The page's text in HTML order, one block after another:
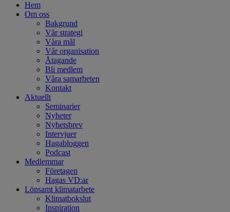
Hem
Om oss
Bakgrund
Vår strategi
Våra mål
Vår organisation
Åtagande
Bli medlem
Våra samarbeten
Kontakt
Aktuellt
Seminarier
Nyheter
Nyhetsbrev
Intervjuer
Hagabloggen
Podcast
Medlemmar
Företagen
Hagas VD:ar
Lönsamt klimatarbete
Klimatbokslut
Inspiration